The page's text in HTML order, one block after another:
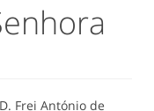
Frei António de